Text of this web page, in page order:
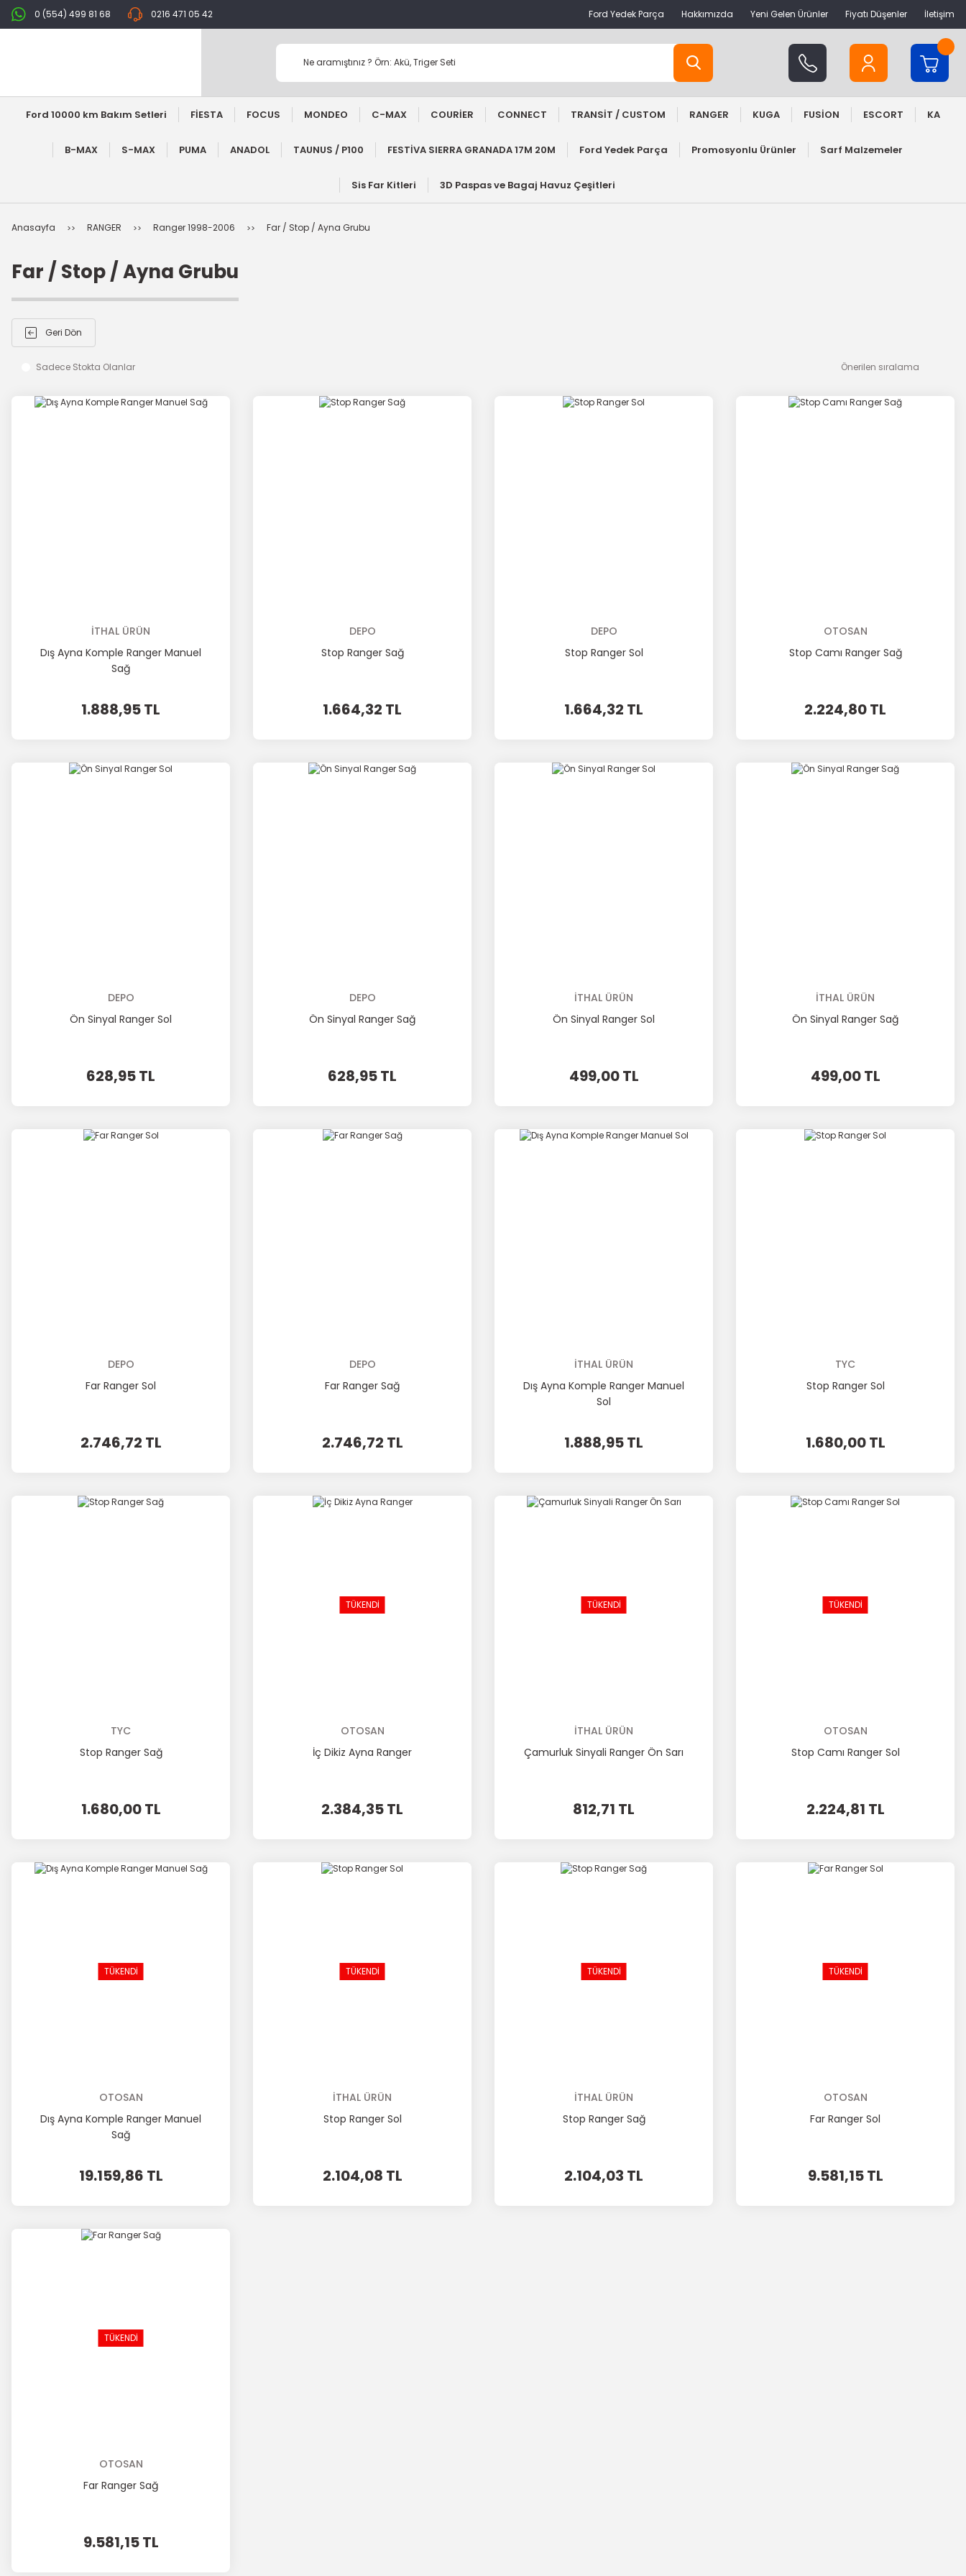
0 (554) 499 81 68 0216 471 05 42 Ford Yedek Parça Hakkımızda Yeni Gelen Ürünler Fiyatı Düşenler İletişim
Ford 10000 km Bakım Setleri FİESTA FOCUS MONDEO C-MAX COURİER CONNECT TRANSİT / CUSTOM RANGER KUGA FUSİON ESCORT KA
B-MAX S-MAX PUMA ANADOL TAUNUS / P100 FESTİVA SIERRA GRANADA 17M 20M Ford Yedek Parça Promosyonlu Ürünler Sarf Malzemeler
Sis Far Kitleri 3D Paspas ve Bagaj Havuz Çeşitleri
Anasayfa RANGER Ranger 1998-2006 Far / Stop / Ayna Grubu
Far / Stop / Ayna Grubu
Geri Dön
Sadece Stokta Olanlar
İTHAL ÜRÜN
Dış Ayna Komple Ranger Manuel
Sağ
1.888,95 TL
DEPO
Stop Ranger Sağ
1.664,32 TL
DEPO
Stop Ranger Sol
1.664,32 TL
OTOSAN
Stop Camı Ranger Sağ
2.224,80 TL
DEPO
Ön Sinyal Ranger Sol
628,95 TL
DEPO
Ön Sinyal Ranger Sağ
628,95 TL
İTHAL ÜRÜN
Ön Sinyal Ranger Sol
499,00 TL
İTHAL ÜRÜN
Ön Sinyal Ranger Sağ
499,00 TL
DEPO
Far Ranger Sol
2.746,72 TL
DEPO
Far Ranger Sağ
2.746,72 TL
İTHAL ÜRÜN
Dış Ayna Komple Ranger Manuel
Sol
1.888,95 TL
TYC
Stop Ranger Sol
1.680,00 TL
TYC
Stop Ranger Sağ
1.680,00 TL
TÜKENDİ
OTOSAN
İç Dikiz Ayna Ranger
2.384,35 TL
TÜKENDİ
İTHAL ÜRÜN
Çamurluk Sinyali Ranger Ön Sarı
812,71 TL
TÜKENDİ
OTOSAN
Stop Camı Ranger Sol
2.224,81 TL
TÜKENDİ
OTOSAN
Dış Ayna Komple Ranger Manuel
Sağ
19.159,86 TL
TÜKENDİ
İTHAL ÜRÜN
Stop Ranger Sol
2.104,08 TL
TÜKENDİ
İTHAL ÜRÜN
Stop Ranger Sağ
2.104,03 TL
TÜKENDİ
OTOSAN
Far Ranger Sol
9.581,15 TL
TÜKENDİ
OTOSAN
Far Ranger Sağ
9.581,15 TL